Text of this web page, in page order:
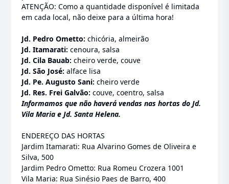
ATENÇÃO: Como a quantidade disponível é limitada
em cada local, não deixe para a última hora!
Jd. Pedro Ometto: chicória, almeirão
Jd. Itamarati: cenoura, salsa
Jd. Cila Bauab: cheiro verde, couve
Jd. São José: alface lisa
Jd. Pe. Augusto Sani: cheiro verde
Jd. Res. Frei Galvão: couve, coentro, salsa
Informamos que não haverá vendas nas hortas do Jd.
Vila Maria e Jd. Santa Helena.
ENDEREÇO DAS HORTAS
Jardim Itamarati: Rua Alvarino Gomes de Oliveira e
Silva, 500
Jardim Pedro Ometto: Rua Romeu Crozera 1001
Vila Maria: Rua Sinésio Paes de Barro, 400